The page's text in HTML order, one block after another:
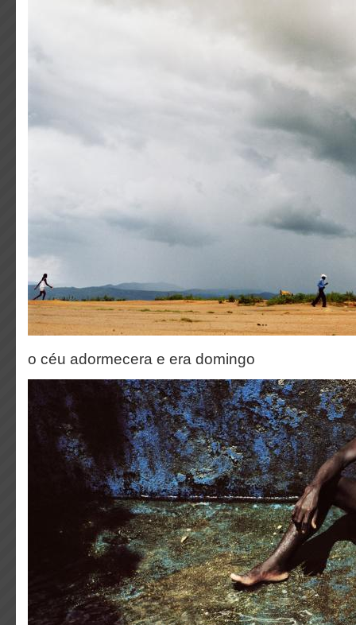
o céu adormecera e era domingo